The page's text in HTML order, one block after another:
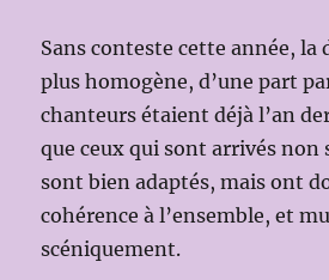
Sans conteste cette année,
plus homogène, d’une part
chanteurs étaient déjà l’an
que ceux qui sont arrivés non
sont bien adaptés, mais ont
cohérence à l’ensemble, et
scéniquement.